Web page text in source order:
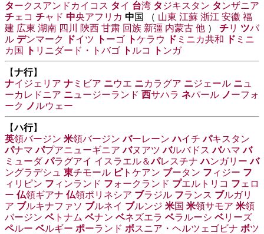
タークスアンドカイコス タイ 台湾 タ ジキスタン タ ンザニア
チェコ チャド 中央アフリカ 中国 （ 山東 江蘇 浙江 安徽 福
建 広東 湖南 四川 陝西 甘粛 回族 新彊 内蒙古 他 ） チリ ツバ
ル デンマーク ドイツ ト ーゴ トケラウ ド ミニカ共和 ド ミニ
カ国
ト リニダード・トバゴ ト ルコ ト ンガ
【ナ行】
ナイジェリア ナ ミビア ニウエ ニカラグア ニジェール ニ ュ
ーカレドニア ニ ュージーランド 西サハラ ネパール ノーフォ
ーク ノ ルウェー
【ハ行】
英領バージン 米領バージン バーレーン ハイチ パキスタン
パナマ パプアニューギニア バヌアツ バルバドス バハマ バ
ミューダ パラグアイ イスラエル＆パレスチナ ハンガリー バ
ングラデシュ 東チモール ピトケアン ブータン フ ィジー フ
ィリピン フ ィンランド フ ォークランド プエルトリコ フ ェロ
ー 仏領ギアナ 仏領ポリネシア ブラジル フランス ブルガリ
ア ブルキナファソ ブルネイ ブルンジ 米国 米領サモア 米領
バージン ベトナム ベナン ベネズエラ ベラルーシ ベリーズ
ペルー ベルギー ポーランド ボスニア・ヘルツェゴビナ ボツ